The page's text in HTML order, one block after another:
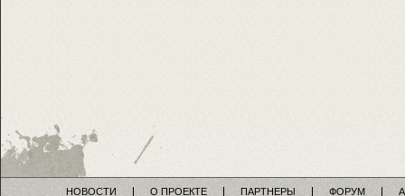
НОВОСТИ О ПРОЕКТЕ ПАРТНЕРЫ ФОРУМ